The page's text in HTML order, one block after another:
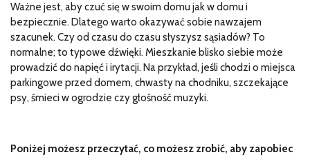
Ważne jest, aby czuć się w swoim domu jak w domu i
bezpiecznie. Dlatego warto okazywać sobie nawzajem
szacunek. Czy od czasu do czasu słyszysz sąsiadów? To
normalne; to typowe dźwięki. Mieszkanie blisko siebie może
prowadzić do napięć i irytacji. Na przykład, jeśli chodzi o miejsca
parkingowe przed domem, chwasty na chodniku, szczekające
psy, śmieci w ogrodzie czy głośność muzyki.
Poniżej możesz przeczytać, co możesz zrobić, aby zapobiec